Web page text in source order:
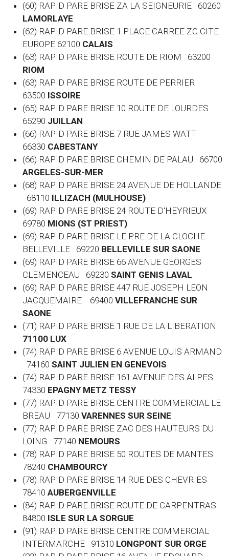
(60) RAPID PARE BRISE ZA LA SEIGNEURIE 60260
LAMORLAYE
(62) RAPID PARE BRISE 1 PLACE CARREE ZC CITE
EUROPE 62100 CALAIS
(63) RAPID PARE BRISE ROUTE DE RIOM 63200
RIOM
(63) RAPID PARE BRISE ROUTE DE PERRIER
63500 ISSOIRE
(65) RAPID PARE BRISE 10 ROUTE DE LOURDES
65290 JUILLAN
(66) RAPID PARE BRISE 7 RUE JAMES WATT
66330 CABESTANY
(66) RAPID PARE BRISE CHEMIN DE PALAU 66700
ARGELES-SUR-MER
(68) RAPID PARE BRISE 24 AVENUE DE HOLLANDE
68110 ILLIZACH (MULHOUSE)
(69) RAPID PARE BRISE 24 ROUTE D'HEYRIEUX
69780 MIONS (ST PRIEST)
(69) RAPID PARE BRISE LE PRE DE LA CLOCHE
BELLEVILLE 69220 BELLEVILLE SUR SAONE
(69) RAPID PARE BRISE 66 AVENUE GEORGES
CLEMENCEAU 69230 SAINT GENIS LAVAL
(69) RAPID PARE BRISE 447 RUE JOSEPH LEON
JACQUEMAIRE 69400 VILLEFRANCHE SUR
SAONE
(71) RAPID PARE BRISE 1 RUE DE LA LIBERATION
71100 LUX
(74) RAPID PARE BRISE 6 AVENUE LOUIS ARMAND
74160 SAINT JULIEN EN GENEVOIS
(74) RAPID PARE BRISE 161 AVENUE DES ALPES
74330 EPAGNY METZ TESSY
(77) RAPID PARE BRISE CENTRE COMMERCIAL LE
BREAU 77130 VARENNES SUR SEINE
(77) RAPID PARE BRISE ZAC DES HAUTEURS DU
LOING 77140 NEMOURS
(78) RAPID PARE BRISE 50 ROUTES DE MANTES
78240 CHAMBOURCY
(78) RAPID PARE BRISE 14 RUE DES CHEVRIES
78410 AUBERGENVILLE
(84) RAPID PARE BRISE ROUTE DE CARPENTRAS
84800 ISLE SUR LA SORGUE
(91) RAPID PARE BRISE CENTRE COMMERCIAL
INTERMARCHE 91310 LONGPONT SUR ORGE